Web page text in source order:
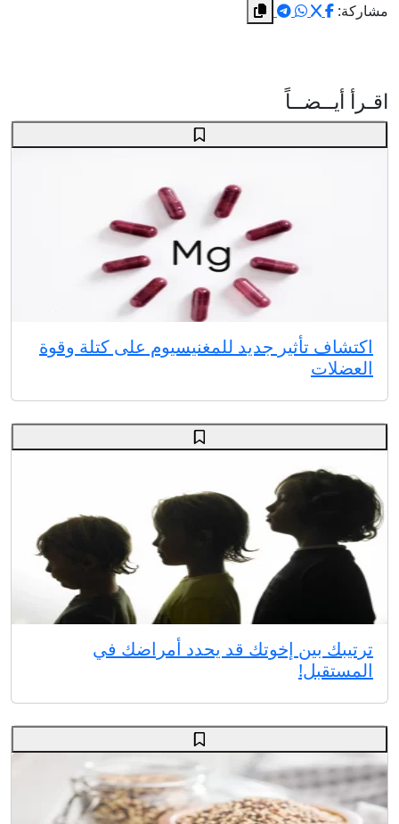
مشاركة:
اقـرأ أيــضــاً
اكتشاف تأثير جديد للمغنيسيوم على كتلة وقوة
العضلات
ترتيبك بين إخوتك قد يحدد أمراضك في
المستقبل!